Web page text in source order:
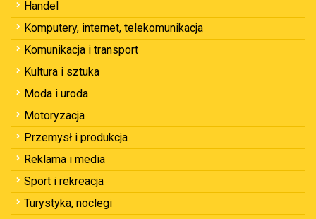
Handel
Komputery, internet, telekomunikacja
Komunikacja i transport
Kultura i sztuka
Moda i uroda
Motoryzacja
Przemysł i produkcja
Reklama i media
Sport i rekreacja
Turystyka, noclegi